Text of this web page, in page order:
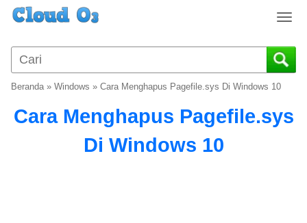
T
g
g
a
Beranda» Windows » Cara Menghapus Pagefile.sys Di Windows 10
Cara Menghapus Pagefile.sys
Di Windows 10